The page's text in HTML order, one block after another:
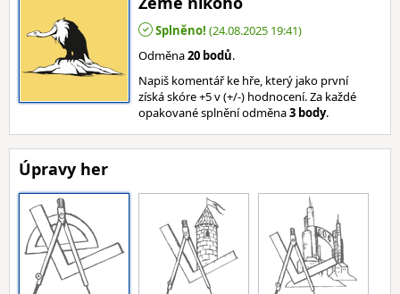
Splněno! (24.08.2025 19:41)
Odměna20 bodů.
Napiš komentář ke hře, který jako první
získá skóre +5 v (+/-) hodnocení. Za každé
opakované splnění odměna3 body.
Úpravy her